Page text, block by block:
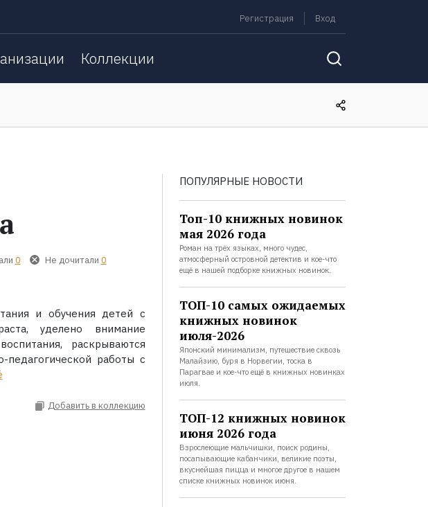
Регистрация Вход
Коллекции
0 Не дочитали 0
и обучения детей с
уделено внимание
раскрываются
педагогической работы с
Добавить в коллекцию
ПОПУЛЯРНЫЕ НОВОСТИ
Топ-10 книжных новинок
мая 2026 года
Роман на трёх языках, много чудес,
атмосферный островной детектив и кое-что
ещё в нашей подборке книжных новинок.
ТОП-10 самых ожидаемых
книжных новинок
июля-2026
Японский минимализм, путешествие сквозь
Малайзию, буря в Норвегии, тоска в
Парагвае и кое-что ещё в книжных новинках
июля.
ТОП-12 книжных новинок
июня 2026 года
Взрослеющие мальчишки, поиск родины,
посапывающие кабанчики, великие поэты,
вкуснейшая пицца и многое другое в нашем
списке книжных новинок июня.